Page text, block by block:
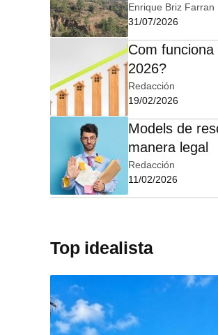
Enrique Briz Farran
31/07/2026
Com funciona
2026?
Redacción
19/02/2026
Models de
manera legal
Redacción
11/02/2026
Top idealista